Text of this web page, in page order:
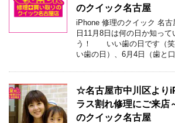
のクイック名古屋
iPhone 修理のクイック 名
日11月8日は何の日か知っ
う！ いい歯の日です（笑
い歯の日）、6月4日（歯と
☆名古屋市中川区より
ラス割れ修理にご来店
のクイック名古屋